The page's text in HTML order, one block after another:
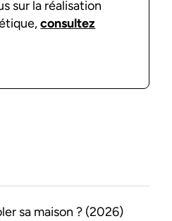
sur la réalisation
consultez
sa maison ? (2026)